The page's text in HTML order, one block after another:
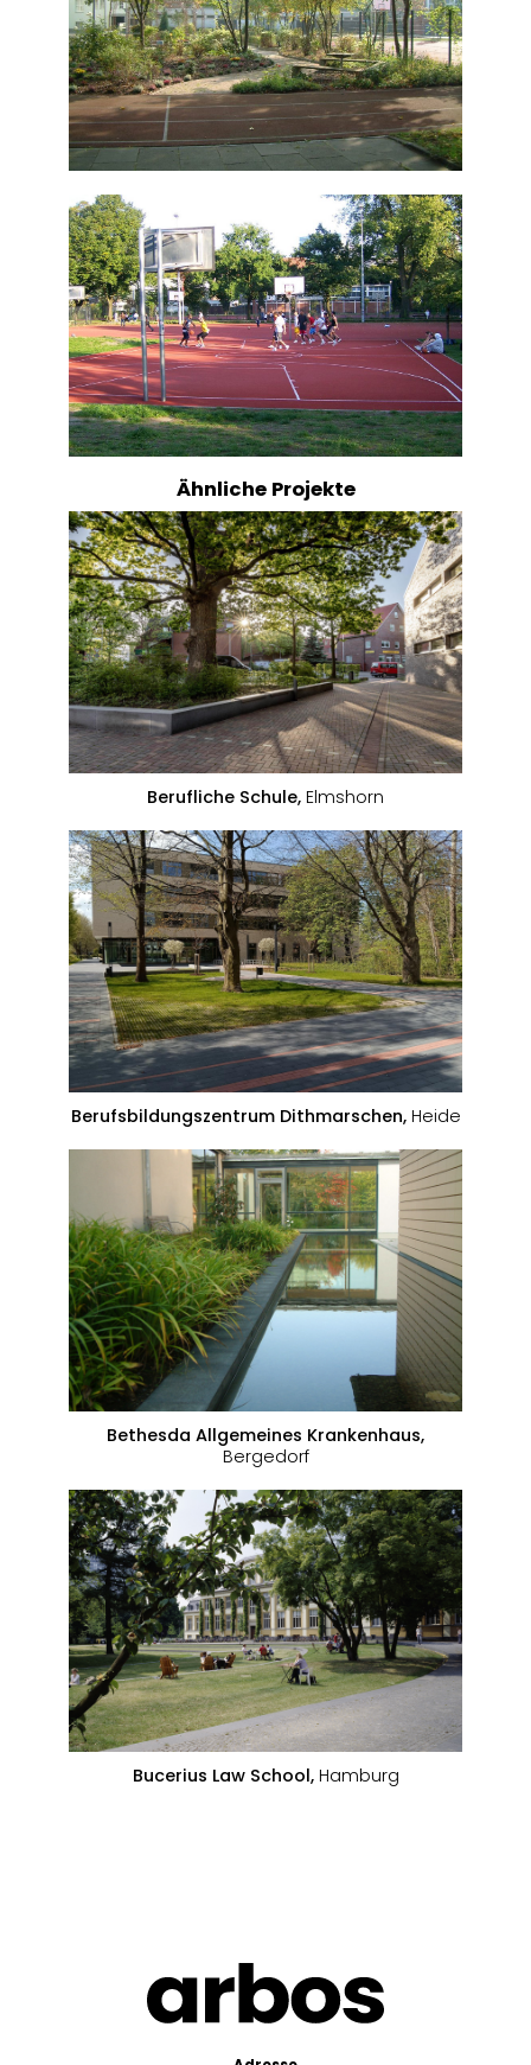
Ähnliche Projekte
Berufliche Schule, Elmshorn
Berufsbildungszentrum Dithmarschen, Heide
Bethesda Allgemeines Krankenhaus,
Bergedorf
Bucerius Law School, Hamburg